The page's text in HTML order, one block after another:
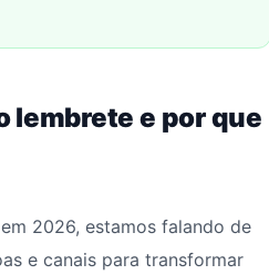
lembrete e por que
em 2026, estamos falando de
e canais para transformar